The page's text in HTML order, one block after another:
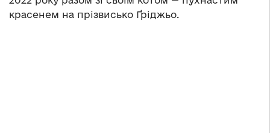
красенем на прізвисько Ґріджьо.